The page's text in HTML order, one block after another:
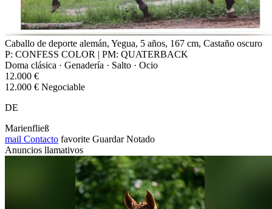
Caballo de deporte alemán, Yegua, 5 años, 167 cm, Castaño oscuro
P: CONFESS COLOR | PM: QUATERBACK
Doma clásica · Genadería · Salto · Ocio
12.000 €
12.000 € Negociable
DE
Marienfließ
mail Contacto favorite Guardar Notado
Anuncios llamativos